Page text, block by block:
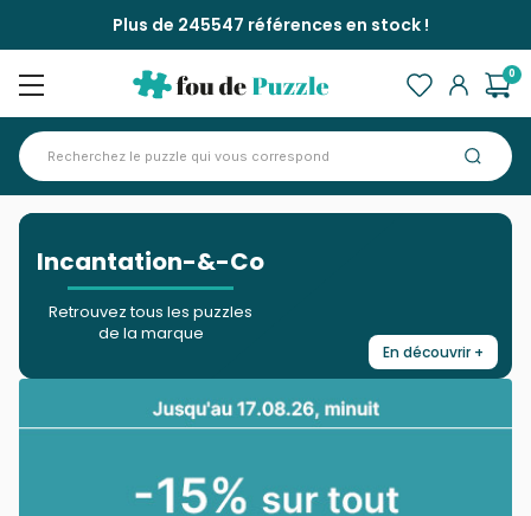
Plus de 245547 références en stock !
0
Incantation-&-Co
Retrouvez tous les puzzles
de la marque
En découvrir +